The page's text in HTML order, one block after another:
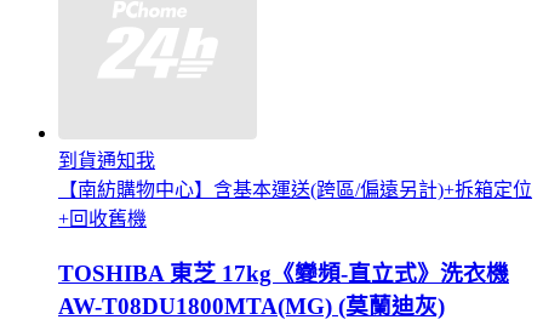
到貨通知我
【南紡購物中心】含基本運送(跨區/偏遠另計)+拆箱定位
+回收舊機
TOSHIBA 東芝 17kg《變頻-直立式》洗衣機
AW-T08DU1800MTA(MG) (莫蘭迪灰)